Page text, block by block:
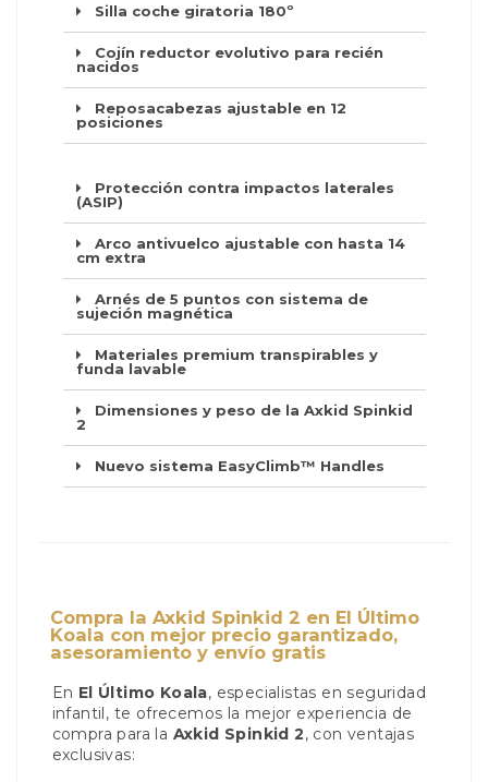
Silla coche giratoria 180º
Cojín reductor evolutivo para recién
nacidos
Reposacabezas ajustable en 12
posiciones
Protección contra impactos laterales
(ASIP)
Arco antivuelco ajustable con hasta 14
cm extra
Arnés de 5 puntos con sistema de
sujeción magnética
Materiales premium transpirables y
funda lavable
Dimensiones y peso de la Axkid Spinkid
2
Nuevo sistema EasyClimb™ Handles
Compra la Axkid Spinkid 2 en El Último
Koala con mejor precio garantizado,
asesoramiento y envío gratis
En El Último Koala, especialistas en seguridad
infantil, te ofrecemos la mejor experiencia de
compra para la Axkid Spinkid 2, con ventajas
exclusivas: